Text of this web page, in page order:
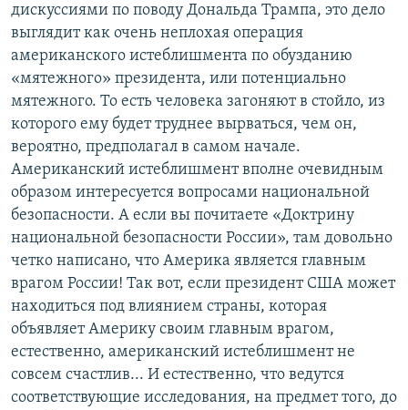
дискуссиями по поводу Дональда Трампа, это дело
выглядит как очень неплохая операция
американского истеблишмента по обузданию
«мятежного» президента, или потенциально
мятежного. То есть человека загоняют в стойло, из
которого ему будет труднее вырваться, чем он,
вероятно, предполагал в самом начале.
Американский истеблишмент вполне очевидным
образом интересуется вопросами национальной
безопасности. А если вы почитаете «Доктрину
национальной безопасности России», там довольно
четко написано, что Америка является главным
врагом России! Так вот, если президент США может
находиться под влиянием страны, которая
объявляет Америку своим главным врагом,
естественно, американский истеблишмент не
совсем счастлив... И естественно, что ведутся
соответствующие исследования, на предмет того, до